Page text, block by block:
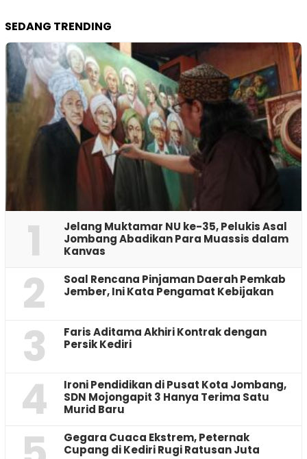
SEDANG TRENDING
1
Jelang Muktamar NU ke-35, Pelukis Asal
Jombang Abadikan Para Muassis dalam
Kanvas
2
‎Soal Rencana Pinjaman Daerah Pemkab
Jember, Ini Kata Pengamat Kebijakan ‎
3
Faris Aditama Akhiri Kontrak dengan
Persik Kediri
4
Ironi Pendidikan di Pusat Kota Jombang,
SDN Mojongapit 3 Hanya Terima Satu
Murid Baru
‎Gegara Cuaca Ekstrem, Peternak
Cupang di Kediri Rugi Ratusan Juta